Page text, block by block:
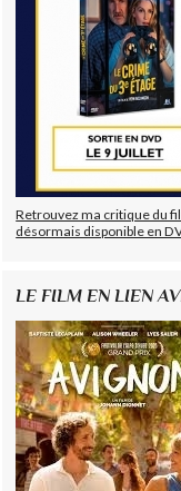
Retrouvez ma critique du
désormais disponible en
LE FILM EN LIEN